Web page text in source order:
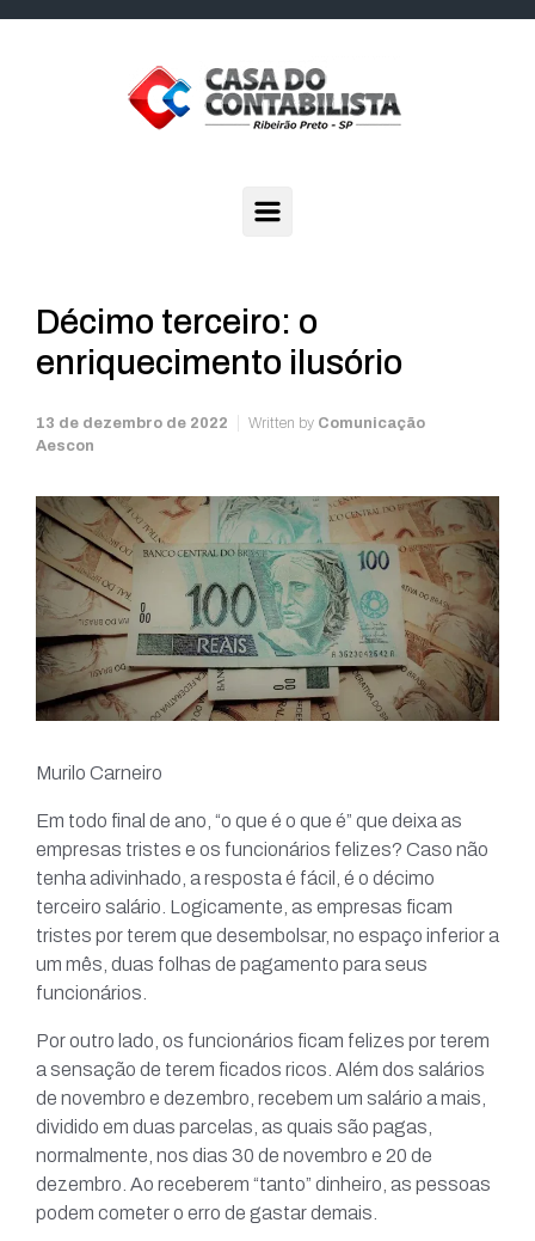
Décimo terceiro: o
enriquecimento ilusório
13 de dezembro de 2022 Written by Comunicação
Aescon
Murilo Carneiro
Em todo final de ano, “o que é o que é” que deixa as
empresas tristes e os funcionários felizes? Caso não
tenha adivinhado, a resposta é fácil, é o décimo
terceiro salário. Logicamente, as empresas ficam
tristes por terem que desembolsar, no espaço inferior a
um mês, duas folhas de pagamento para seus
funcionários.
Por outro lado, os funcionários ficam felizes por terem
a sensação de terem ficados ricos. Além dos salários
de novembro e dezembro, recebem um salário a mais,
dividido em duas parcelas, as quais são pagas,
normalmente, nos dias 30 de novembro e 20 de
dezembro. Ao receberem “tanto” dinheiro, as pessoas
podem cometer o erro de gastar demais.